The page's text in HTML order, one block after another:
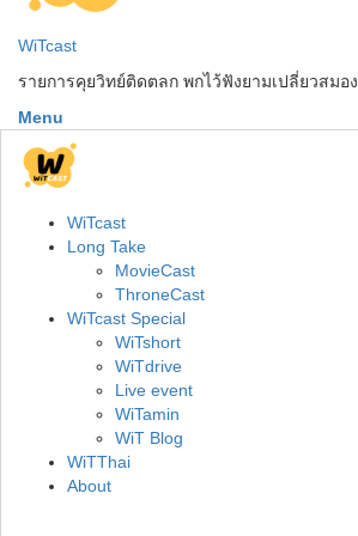
WiTcast
รายการคุยวิทย์ติดตลก พกไว้ฟังยามเปลี่ยวสมอง
Menu
WiTcast
Long Take
MovieCast
ThroneCast
WiTcast Special
WiTshort
WiTdrive
Live event
WiTamin
WiT Blog
WiTThai
About